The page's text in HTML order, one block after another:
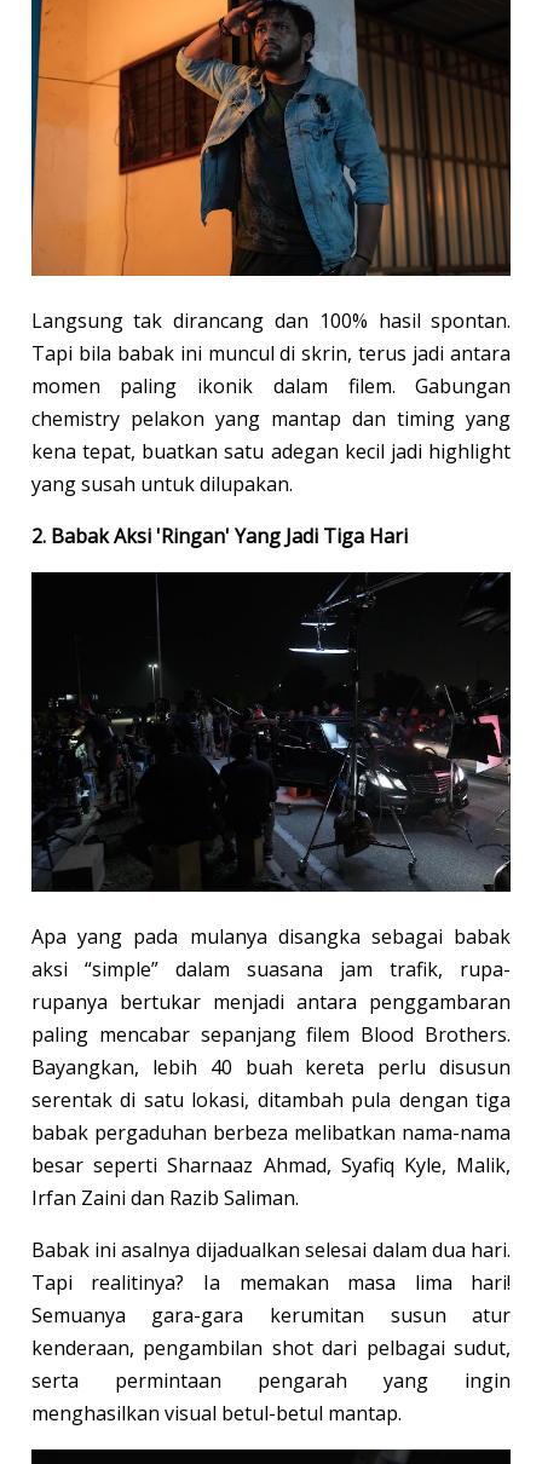
Langsung tak dirancang dan 100% hasil spontan.
Tapi bila babak ini muncul di skrin, terus jadi antara
momen paling ikonik dalam filem. Gabungan
chemistry pelakon yang mantap dan timing yang
kena tepat, buatkan satu adegan kecil jadi highlight
yang susah untuk dilupakan.
2. Babak Aksi 'Ringan' Yang Jadi Tiga Hari
Apa yang pada mulanya disangka sebagai babak
aksi “simple” dalam suasana jam trafik, rupa-
rupanya bertukar menjadi antara penggambaran
paling mencabar sepanjang filem Blood Brothers.
Bayangkan, lebih 40 buah kereta perlu disusun
serentak di satu lokasi, ditambah pula dengan tiga
babak pergaduhan berbeza melibatkan nama-nama
besar seperti Sharnaaz Ahmad, Syafiq Kyle, Malik,
Irfan Zaini dan Razib Saliman.
Babak ini asalnya dijadualkan selesai dalam dua hari.
Tapi realitinya? Ia memakan masa lima hari!
Semuanya gara-gara kerumitan susun atur
kenderaan, pengambilan shot dari pelbagai sudut,
serta permintaan pengarah yang ingin
menghasilkan visual betul-betul mantap.